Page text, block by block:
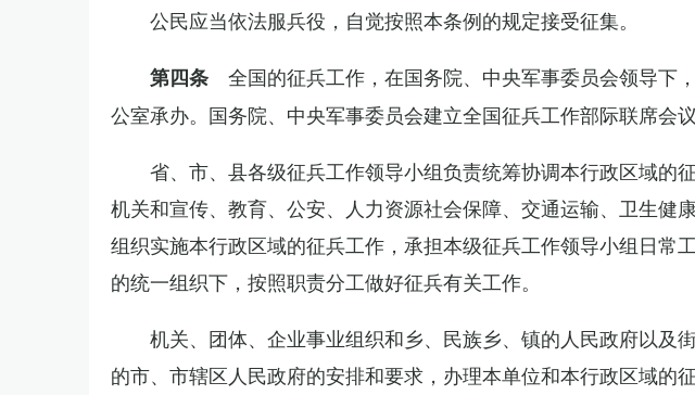
公民应当依法服兵役，自觉按照本条例的规定接受征集。
第四条 全国的征兵工作，在国务院、中央军事委员会领导下
公室承办。国务院、中央军事委员会建立全国征兵工作部际联席会
省、市、县各级征兵工作领导小组负责统筹协调本行政区域的
机关和宣传、教育、公安、人力资源社会保障、交通运输、卫生健
组织实施本行政区域的征兵工作，承担本级征兵工作领导小组日常
的统一组织下，按照职责分工做好征兵有关工作。
机关、团体、企业事业组织和乡、民族乡、镇的人民政府以及
的市、市辖区人民政府的安排和要求，办理本单位和本行政区域的